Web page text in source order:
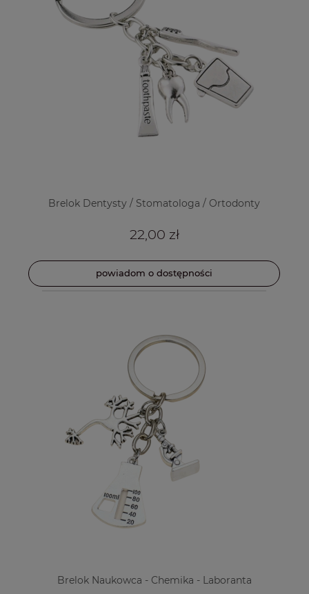
Brelok Dentysty / Stomatologa / Ortodonty
22,00 zł
powiadom o dostępności
Brelok Naukowca - Chemika - Laboranta